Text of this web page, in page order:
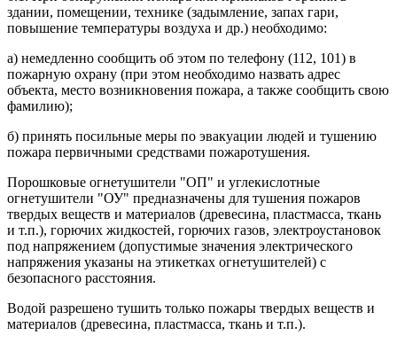
здании, помещении, технике (задымление, запах гари,
повышение температуры воздуха и др.) необходимо:
а) немедленно сообщить об этом по телефону (112, 101) в
пожарную охрану (при этом необходимо назвать адрес
объекта, место возникновения пожара, а также сообщить свою
фамилию);
б) принять посильные меры по эвакуации людей и тушению
пожара первичными средствами пожаротушения.
Порошковые огнетушители "ОП" и углекислотные
огнетушители "ОУ" предназначены для тушения пожаров
твердых веществ и материалов (древесина, пластмасса, ткань
и т.п.), горючих жидкостей, горючих газов, электроустановок
под напряжением (допустимые значения электрического
напряжения указаны на этикетках огнетушителей) с
безопасного расстояния.
Водой разрешено тушить только пожары твердых веществ и
материалов (древесина, пластмасса, ткань и т.п.).